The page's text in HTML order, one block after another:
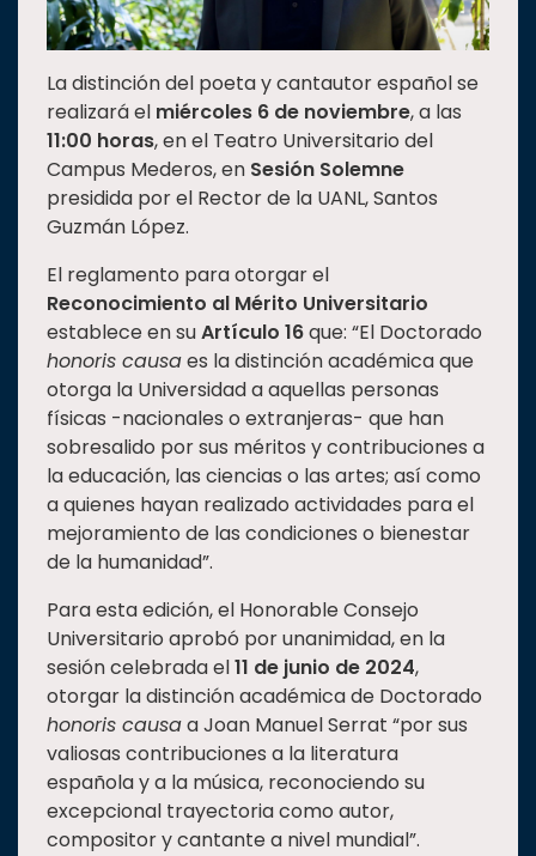
Universiada
Nacional
La distinción del poeta y cantautor español se
realizará el miércoles 6 de noviembre, a las
11:00 horas, en el Teatro Universitario del
Campus Mederos, en Sesión Solemne
presidida por el Rector de la UANL, Santos
Guzmán López.
El reglamento para otorgar el
Reconocimiento al Mérito Universitario
establece en suArtículo 16que: “El Doctorado
honoris causaes la distinción académica que
otorga la Universidad a aquellas personas
físicas -nacionales o extranjeras- que han
sobresalido por sus méritos y contribuciones a
la educación, las ciencias o las artes; así como
a quienes hayan realizado actividades para el
mejoramiento de las condiciones o bienestar
de la humanidad”.
Para esta edición, el Honorable Consejo
Universitario aprobó por unanimidad, en la
sesión celebrada el11 de junio de 2024,
otorgar la distinción académica de Doctorado
honoris causaa Joan Manuel Serrat “por sus
valiosas contribuciones a la literatura
española y a la música, reconociendo su
excepcional trayectoria como autor,
compositor y cantante a nivel mundial”.